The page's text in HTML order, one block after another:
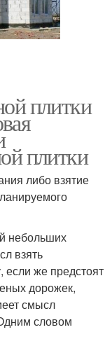
плитки
плитки
либо взятие
небольших
взять
если же предстоят
дорожек,
смысл
словом